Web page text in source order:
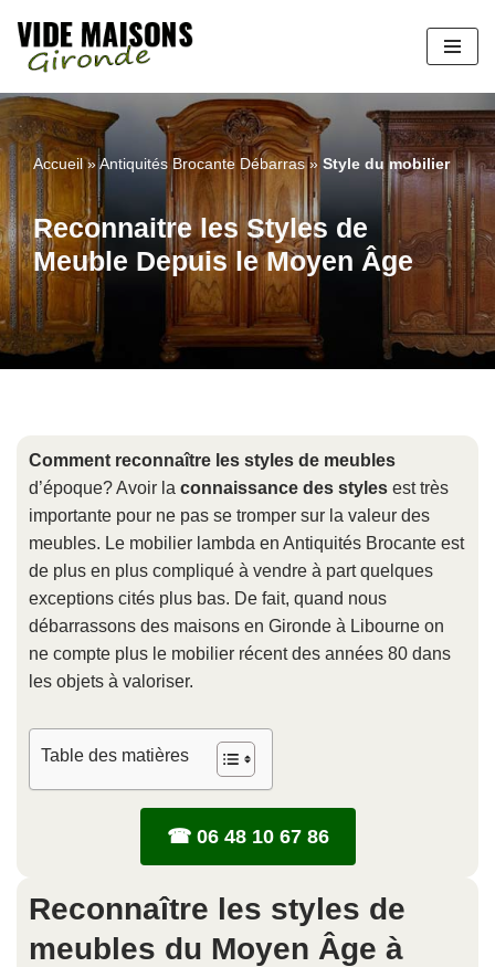
Aller
contenu
Accueil»Antiquités Brocante Débarras» Style du mobilier
Reconnaitre les Styles de
Meuble Depuis le Moyen Âge
Comment reconnaître les styles de meubles
d’époque? Avoir la connaissance des stylesest très
importante pour ne pas se tromper sur la valeur des
meubles. Le mobilier lambda en Antiquités Brocante est
de plus en plus compliqué à vendre à part quelques
exceptions cités plus bas. De fait, quand nous
débarrassons des maisons en Gironde à Libourne on
ne compte plus le mobilier récent des années 80 dans
les objets à valoriser.
Table des matières
☎ 06 48 10 67 86
Reconnaître les styles de
meubles du Moyen Âge à